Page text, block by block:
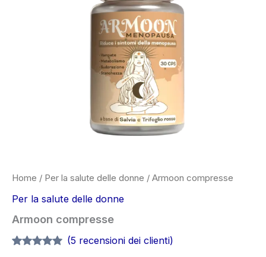
Home / Per la salute delle donne / Armoon compresse
Per la salute delle donne
Armoon compresse
(5recensioni dei clienti)